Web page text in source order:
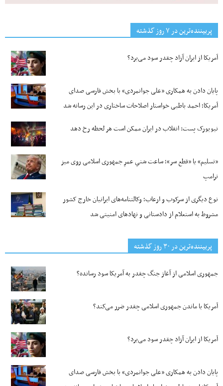
پربیننده‌ترین‌ در ۷ روز گذشته
آمریکا از ایران آزاد چقدر سود می‌برد؟
پایان دادن به همکاری «علی جوانمردی» با بخش فارسی صدای
آمریکا؛ احمد باطبی خواستار اصلاحات ساختاری در این رسانه شد
نیویورک پست: انقلاب در ایران ممکن است هر لحظه رخ دهد
«تسلیم» یا «قطع سر»؛ ساعت شنیِ عمرِ جمهوری اسلامی روی میز
ترامپ
نوع دیگری از سرکوب و ارعاب؛ وکالتنامه‌های ایرانیان خارج کشور
مشروط به استعلام از دادستانی و نهادهای امنیتی شد
پربیننده‌ترین‌ در ۳۰ روز گذشته
جمهوری اسلامی از آغاز جنگ چقدر به آمریکا سود رسانده؟
آمریکا با ماندن جمهوری اسلامی چقدر ضرر می‌کند؟
آمریکا از ایران آزاد چقدر سود می‌برد؟
پایان دادن به همکاری «علی جوانمردی» با بخش فارسی صدای